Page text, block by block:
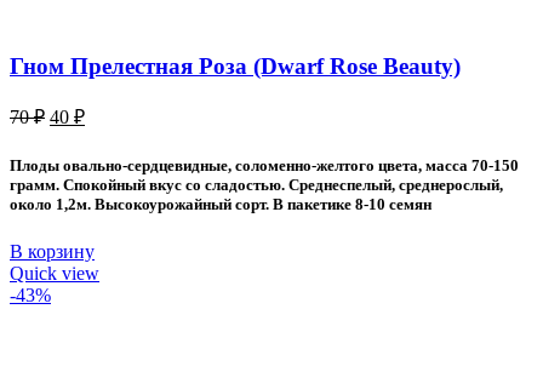
Гном Прелестная Роза (Dwarf Rose Beauty)
70₽ Первоначальная
70 ₽.
40 ₽Текущая
40 ₽.
Плоды овально-сердцевидные, соломенно-желтого цвета, масса 70-150
грамм. Спокойный вкус со сладостью. Среднеспелый, среднерослый,
около 1,2м. Высокоурожайный сорт. В пакетике 8-10 семян
В корзину
Quick view
-43%